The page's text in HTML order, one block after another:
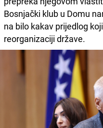
Bosnjački klub u Domu
na bilo kakav prijedlog
reorganizaciji države.